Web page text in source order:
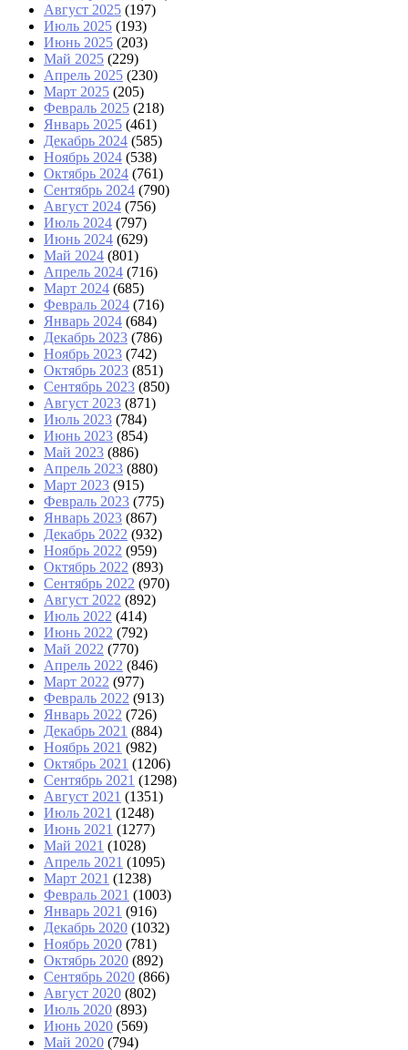
Август 2025 (197)
Июль 2025 (193)
Июнь 2025 (203)
Май 2025 (229)
Апрель 2025 (230)
Март 2025 (205)
Февраль 2025 (218)
Январь 2025 (461)
Декабрь 2024 (585)
Ноябрь 2024 (538)
Октябрь 2024 (761)
Сентябрь 2024 (790)
Август 2024 (756)
Июль 2024 (797)
Июнь 2024 (629)
Май 2024 (801)
Апрель 2024 (716)
Март 2024 (685)
Февраль 2024 (716)
Январь 2024 (684)
Декабрь 2023 (786)
Ноябрь 2023 (742)
Октябрь 2023 (851)
Сентябрь 2023 (850)
Август 2023 (871)
Июль 2023 (784)
Июнь 2023 (854)
Май 2023 (886)
Апрель 2023 (880)
Март 2023 (915)
Февраль 2023 (775)
Январь 2023 (867)
Декабрь 2022 (932)
Ноябрь 2022 (959)
Октябрь 2022 (893)
Сентябрь 2022 (970)
Август 2022 (892)
Июль 2022 (414)
Июнь 2022 (792)
Май 2022 (770)
Апрель 2022 (846)
Март 2022 (977)
Февраль 2022 (913)
Январь 2022 (726)
Декабрь 2021 (884)
Ноябрь 2021 (982)
Октябрь 2021 (1206)
Сентябрь 2021 (1298)
Август 2021 (1351)
Июль 2021 (1248)
Июнь 2021 (1277)
Май 2021 (1028)
Апрель 2021 (1095)
Март 2021 (1238)
Февраль 2021 (1003)
Январь 2021 (916)
Декабрь 2020 (1032)
Ноябрь 2020 (781)
Октябрь 2020 (892)
Сентябрь 2020 (866)
Август 2020 (802)
Июль 2020 (893)
Июнь 2020 (569)
Май 2020 (794)